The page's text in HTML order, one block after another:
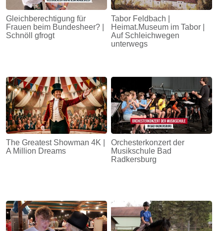
Gleichberechtigung für
Frauen beim Bundesheer? |
Schnöll gfrogt
Tabor Feldbach |
Heimat.Museum im Tabor |
Auf Schleichwegen
unterwegs
The Greatest Showman 4K |
A Million Dreams
Orchesterkonzert der
Musikschule Bad
Radkersburg